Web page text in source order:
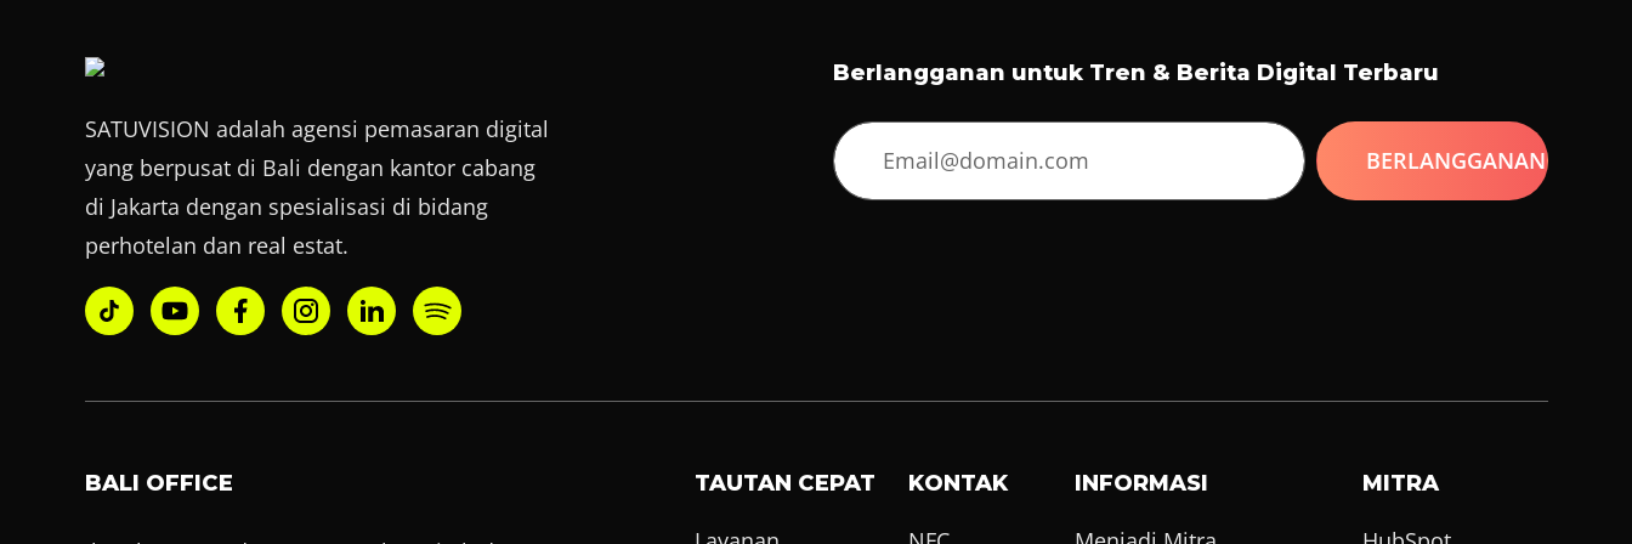
SATUVISION adalah agensi pemasaran digital
yang berpusat di Bali dengan kantor cabang
di Jakarta dengan spesialisasi di bidang
perhotelan dan real estat.
Berlangganan untuk Tren & Berita Digital Terbaru
BALI OFFICE TAUTAN CEPAT KONTAK INFORMASI MITRA